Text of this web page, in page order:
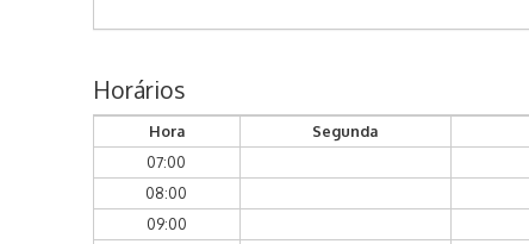
Horários
Hora Segunda
07:00
08:00
09:00